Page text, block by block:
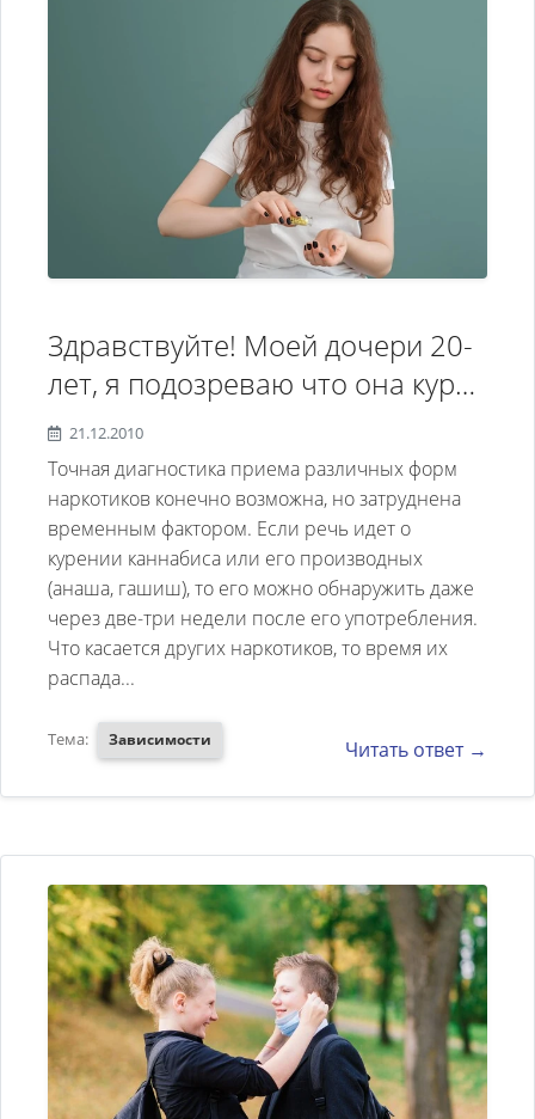
Здравствуйте! Моей дочери 20-
лет, я подозреваю что она курит
или глотает таблетки! Можно ли
пройти у вас пройти
диогностику и сдать все
анализы? Мы проживаем в
России в городе Сочи и по
уважительной причине не хочу
здесь пройти курс лечения
21.12.2010
Точная диагностика приема различных форм
наркотиков конечно возможна, но затруднена
временным фактором. Если речь идет о
курении каннабиса или его производных
(анаша, гашиш), то его можно обнаружить даже
через две-три недели после его употребления.
Что касается других наркотиков, то время их
распада...
Тема: Зависимости Читать ответ →